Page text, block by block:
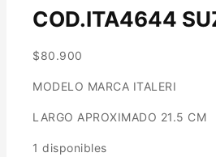
COD.ITA4644
$80.900
MODELO MARCA ITALERI
LARGO APROXIMADO 21.5 CM
1 disponibles